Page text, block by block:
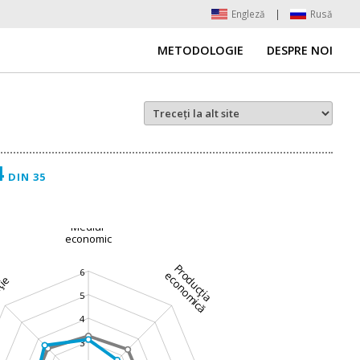
Engleză | Rusă
METODOLOGIE DESPRE NOI
DIN 35
3
4
5
6
Mediul
economic
Producţia
economică